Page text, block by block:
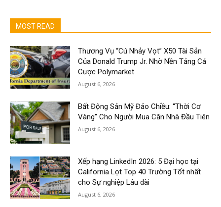
MOST READ
Thương Vụ “Cú Nhảy Vọt” X50 Tài Sản
Của Donald Trump Jr. Nhờ Nền Tảng Cá
Cược Polymarket
August 6, 2026
Bất Động Sản Mỹ Đảo Chiều: “Thời Cơ
Vàng” Cho Người Mua Căn Nhà Đầu Tiên
August 6, 2026
Xếp hạng LinkedIn 2026: 5 Đại học tại
California Lọt Top 40 Trường Tốt nhất
cho Sự nghiệp Lâu dài
August 6, 2026